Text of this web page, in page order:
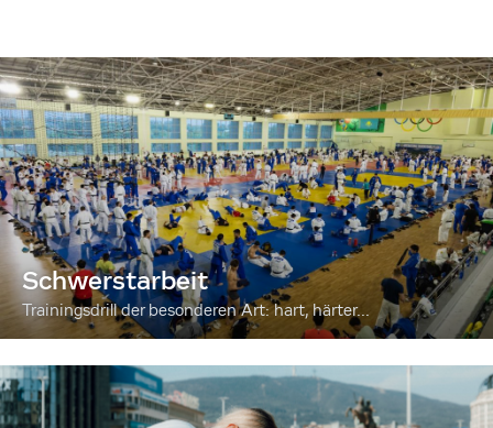
Schwerstarbeit
Trainingsdrill der besonderen Art: hart, härter...